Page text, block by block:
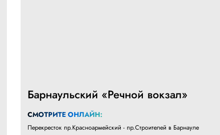
Барнаульский «Речной вокзал»
СМОТРИТЕ ОНЛАЙН:
Перекресток пр.Красноармейский - пр.Строителей в Барнауле